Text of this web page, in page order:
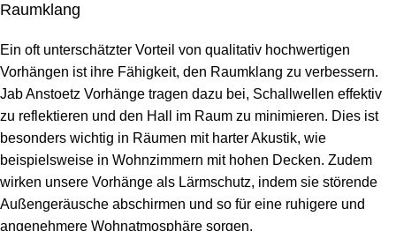
Raumklang
Ein oft unterschätzter Vorteil von qualitativ hochwertigen
Vorhängen ist ihre Fähigkeit, den Raumklang zu verbessern.
Jab Anstoetz Vorhänge tragen dazu bei, Schallwellen effektiv
zu reflektieren und den Hall im Raum zu minimieren. Dies ist
besonders wichtig in Räumen mit harter Akustik, wie
beispielsweise in Wohnzimmern mit hohen Decken. Zudem
wirken unsere Vorhänge als Lärmschutz, indem sie störende
Außengeräusche abschirmen und so für eine ruhigere und
angenehmere Wohnatmosphäre sorgen.